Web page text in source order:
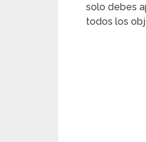
solo debes
todos los